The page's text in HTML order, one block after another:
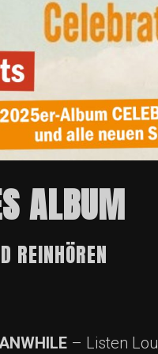
ALBUM
REINHÖREN
– Listen